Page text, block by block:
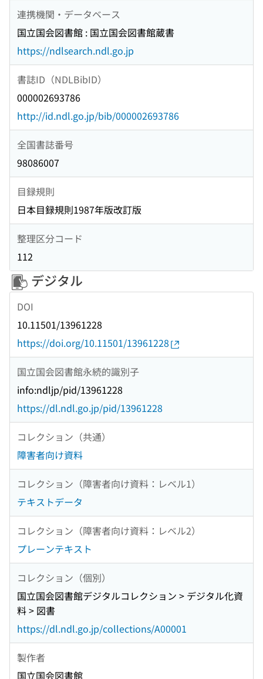
連携機関・データベース
国立国会図書館 : 国立国会図書館蔵書
https://ndlsearch.ndl.go.jp
書誌ID（NDLBibID）
000002693786
http://id.ndl.go.jp/bib/000002693786
全国書誌番号
98086007
目録規則
日本目録規則1987年版改訂版
整理区分コード
112
デジタル
DOI
10.11501/13961228
https://doi.org/10.11501/13961228
国立国会図書館永続的識別子
info:ndljp/pid/13961228
https://dl.ndl.go.jp/pid/13961228
コレクション（共通）
障害者向け資料
コレクション（障害者向け資料：レベル1）
テキストデータ
コレクション（障害者向け資料：レベル2）
プレーンテキスト
コレクション（個別）
国立国会図書館デジタルコレクション > デジタル化資
料 > 図書
https://dl.ndl.go.jp/collections/A00001
製作者
国立国会図書館